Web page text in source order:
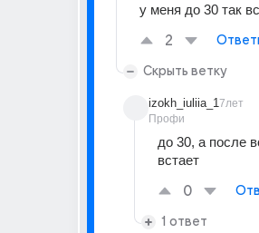
у меня до 30 так
2
Скрыть ветку
izokh_iuliia_1
Профи
7лет
до 30, а после
встает
0
1 ответ